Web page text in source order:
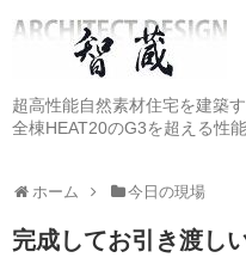
超高性能自然素材住宅を建築
全棟HEAT20のG3を超える性
ホーム 今日の現場
完成してお引き渡し